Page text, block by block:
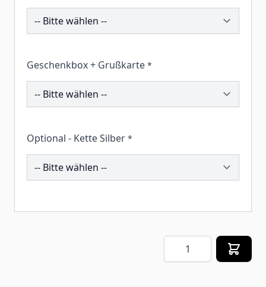
201242
Geschenkbox + Grußkarte *
258414
Optional - Kette Silber *
201348
Menge